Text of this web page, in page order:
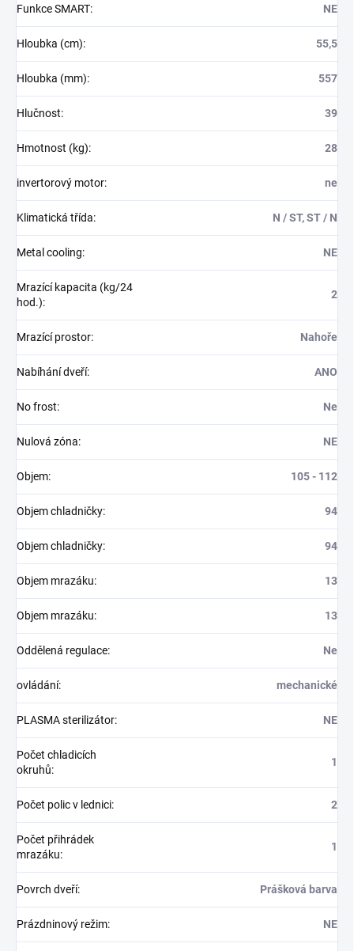
Funkce SMART: NE
Hloubka (cm): 55,5
Hloubka (mm): 557
Hlučnost: 39
Hmotnost (kg): 28
invertorový motor: ne
Klimatická třída: N / ST, ST / N
Metal cooling: NE
Mrazící kapacita (kg/24
hod.):
2
Mrazící prostor: Nahoře
Nabíhání dveří: ANO
No frost: Ne
Nulová zóna: NE
Objem: 105 - 112
Objem chladničky: 94
Objem chladničky: 94
Objem mrazáku: 13
Objem mrazáku: 13
Oddělená regulace: Ne
ovládání: mechanické
PLASMA sterilizátor: NE
Počet chladicích
okruhů:
1
Počet polic v lednici: 2
Počet přihrádek
mrazáku:
1
Povrch dveří: Prášková barva
Prázdninový režim: NE